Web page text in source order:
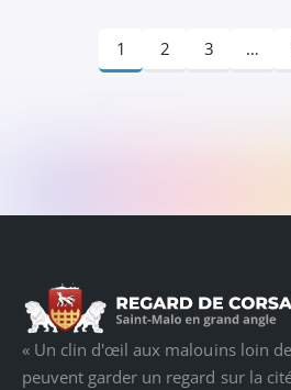
1 2 3 …
« Un clin d'œil aux malouins loin
peuvent garder un regard sur la